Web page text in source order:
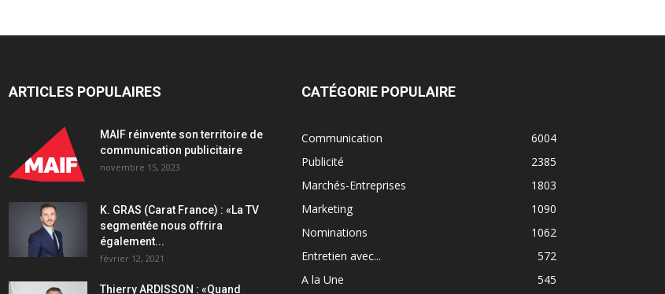
ARTICLES POPULAIRES
MAIF réinvente son territoire de
communication publicitaire
novembre 15, 2023
K. GRAS (Carat France) : «La TV
segmentée nous offrira
également...
février 12, 2021
Thierry ARDISSON : «Quand
CATÉGORIE POPULAIRE
Communication
6004
Publicité
2385
Marchés-Entreprises
1803
Marketing
1090
Nominations
1062
Entretien avec...
572
A la Une
545